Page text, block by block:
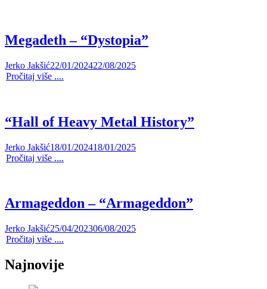
Megadeth – “Dystopia”
Jerko Jakšić22/01/202422/08/2025
Pročitaj više ....
“Hall of Heavy Metal History”
Jerko Jakšić18/01/202418/01/2025
Pročitaj više ....
Armageddon – “Armageddon”
Jerko Jakšić25/04/202306/08/2025
Pročitaj više ....
Najnovije